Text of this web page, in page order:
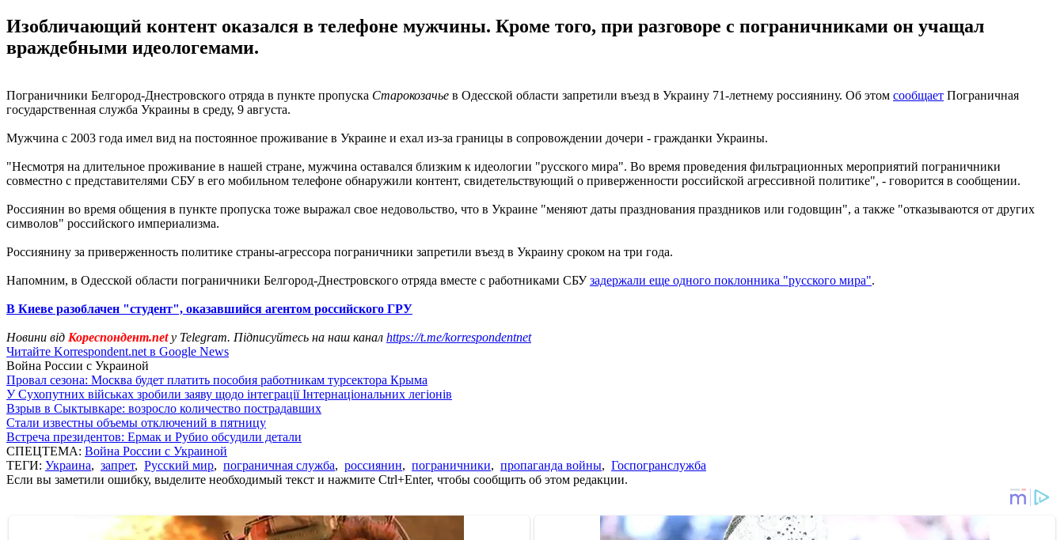
Изобличающий контент оказался в телефоне мужчины. Кроме того, при разговоре с пограничниками он учащал
враждебными идеологемами.
Пограничники Белгород-Днестровского отряда в пункте пропуска Старокозачье в Одесской области запретили въезд в Украину 71-летнему россиянину. Об этом сообщает Пограничная
государственная служба Украины в среду, 9 августа.
Мужчина с 2003 года имел вид на постоянное проживание в Украине и ехал из-за границы в сопровождении дочери - гражданки Украины.
"Несмотря на длительное проживание в нашей стране, мужчина оставался близким к идеологии "русского мира". Во время проведения фильтрационных мероприятий пограничники
совместно с представителями СБУ в его мобильном телефоне обнаружили контент, свидетельствующий о приверженности российской агрессивной политике", - говорится в сообщении.
Россиянин во время общения в пункте пропуска тоже выражал свое недовольство, что в Украине "меняют даты празднования праздников или годовщин", а также "отказываются от других
символов" российского империализма.
Россиянину за приверженность политике страны-агрессора пограничники запретили въезд в Украину сроком на три года.
Напомним, в Одесской области пограничники Белгород-Днестровского отряда вместе с работниками СБУзадержали еще одного поклонника "русского мира".
В Киеве разоблачен "студент", оказавшийся агентом российского ГРУ
Новини від Кореспондент.netу Telegram. Підписуйтесь на наш канал https://t.me/korrespondentnet
Читайте Korrespondent.net в Google News
Война России с Украиной
Провал сезона: Москва будет платить пособия работникам турсектора Крыма
У Сухопутних військах зробили заяву щодо інтеграції Інтернаціональних легіонів
Взрыв в Сыктывкаре: возросло количество пострадавших
Стали известны объемы отключений в пятницу
Встреча президентов: Ермак и Рубио обсудили детали
СПЕЦТЕМА: Война России с Украиной
ТЕГИ: Украина, запрет, Русский мир, пограничная служба, россиянин, пограничники, пропаганда войны, Госпогранслужба
Если вы заметили ошибку, выделите необходимый текст и нажмите Ctrl+Enter, чтобы сообщить об этом редакции.